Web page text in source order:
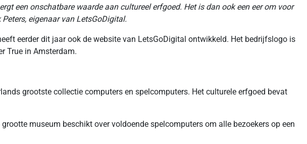
een onschatbare waarde aan cultureel erfgoed. Het is dan ook een eer om voor
eigenaar van LetsGoDigital.
eerder dit jaar ook de website van LetsGoDigital ontwikkeld. Het bedrijfslogo is
True in Amsterdam.
grootste collectie computers en spelcomputers. Het culturele erfgoed bevat
museum beschikt over voldoende spelcomputers om alle bezoekers op een